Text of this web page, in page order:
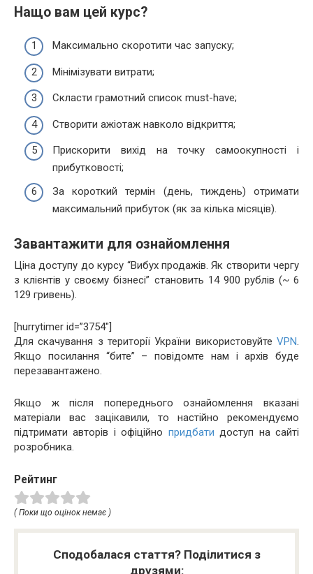
Нащо вам цей курс?
Максимально скоротити час запуску;
Мінімізувати витрати;
Скласти грамотний список must-have;
Створити ажіотаж навколо відкриття;
Прискорити вихід на точку самоокупності і
прибутковості;
За короткий термін (день, тиждень) отримати
максимальний прибуток (як за кілька місяців).
Завантажити для ознайомлення
Ціна доступу до курсу “Вибух продажів. Як створити чергу
з клієнтів у своєму бізнесі” становить 14 900 рублів (~ 6
129 гривень).
[hurrytimer id=”3754″]
Для скачування з території України використовуйте VPN.
Якщо посилання “бите” – повідомте нам і архів буде
перезавантажено.
Якщо ж після попереднього ознайомлення вказані
матеріали вас зацікавили, то настійно рекомендуємо
підтримати авторів і офіційно придбати доступ на сайті
розробника.
Рейтинг
( Поки що оцінок немає )
Сподобалася стаття? Поділитися з
друзями: